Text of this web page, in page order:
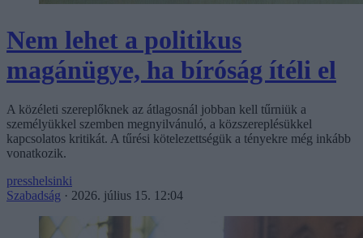
Nem lehet a politikus
magánügye, ha bíróság ítéli el
A közéleti szereplőknek az átlagosnál jobban kell tűrniük a
személyükkel szemben megnyilvánuló, a közszereplésükkel
kapcsolatos kritikát. A tűrési kötelezettségük a tényekre még inkább
vonatkozik.
presshelsinki
Szabadság · 2026. július 15. 12:04